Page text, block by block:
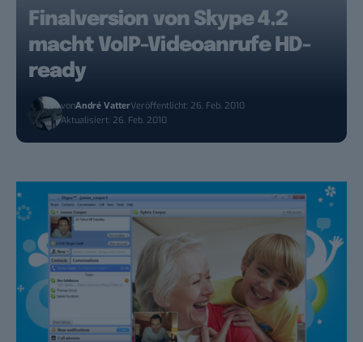
Finalversion von Skype 4.2
macht VoIP-Videoanrufe HD-
ready
vonAndré VatterVeröffentlicht: 26. Feb. 2010
Aktualisiert: 26. Feb. 2010